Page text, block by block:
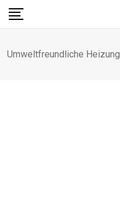
Skip
Umweltfreundliche Heizung